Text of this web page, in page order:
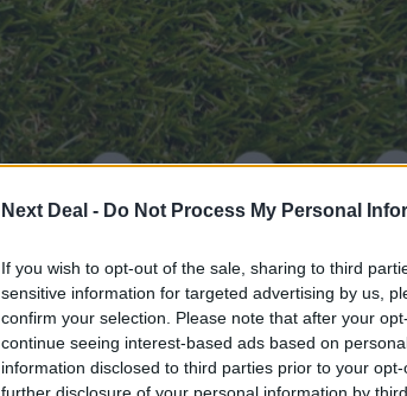
Next Deal - Do Not Process My Personal
If you wish to opt-out of the sale, sharing to third
sensitive information for targeted advertising by us,
confirm your selection. Please note that after your
continue seeing interest-based ads based on
information disclosed to third parties prior to your